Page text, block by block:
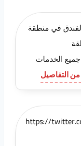
في منطقة
الخدمات
من التفاصيل
https://